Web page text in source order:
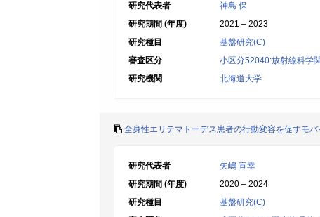
研究代表者
神島 保
研究期間 (年度)
2021 – 2023
研究種目
基盤研究(C)
審査区分
小区分52040:放射線科学
研究機関
北海道大学
全身性エリテマトーデス患者の行動変容を促すモ
研究代表者
矢嶋 宣幸
研究期間 (年度)
2020 – 2024
研究種目
基盤研究(C)